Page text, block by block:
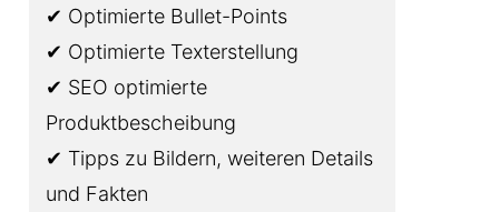
✔ Optimierte Bullet-Points
✔ Optimierte Texterstellung
✔ SEO optimierte
Produktbescheibung
✔ Tipps zu Bildern, weiteren Details
und Fakten